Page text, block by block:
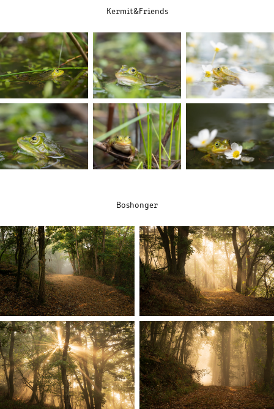
Kermit&Friends
Boshonger